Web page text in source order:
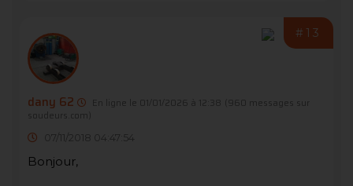
#13
dany 62 En ligne le 01/01/2026 à 12:38
(960 messages sur
soudeurs.com)
07/11/2018 04:47:54
Bonjour,